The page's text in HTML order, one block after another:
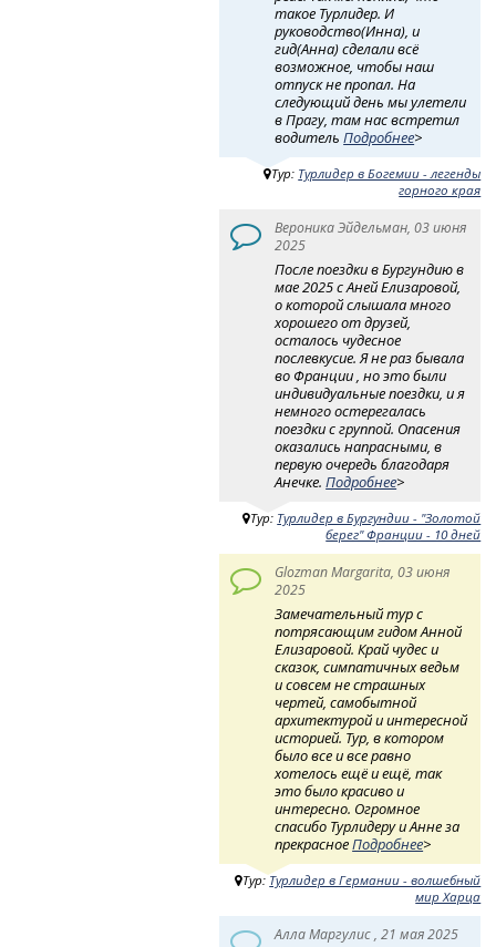
такое Турлидер. И
руководство(Инна), и
гид(Анна) сделали всё
возможное, чтобы наш
отпуск не пропал. На
следующий день мы улетели
в Прагу, там нас встретил
водительПодробнее>
Тур: Турлидер в Богемии - легенды
горного края
Вероника Эйдельман, 03 июня
2025
После поездки в Бургундию в
мае 2025 с Аней Елизаровой,
о которой слышала много
хорошего от друзей,
осталось чудесное
послевкусие. Я не раз бывала
во Франции , но это были
индивидуальные поездки, и я
немного остерегалась
поездки с группой. Опасения
оказались напрасными, в
первую очередь благодаря
Анечке.Подробнее>
Тур: Турлидер в Бургундии - "Золотой
берег" Франции - 10 дней
Glozman Margarita, 03 июня
2025
Замечательный тур с
потрясающим гидом Анной
Елизаровой. Край чудес и
сказок, симпатичных ведьм
и совсем не страшных
чертей, самобытной
архитектурой и интересной
историей. Тур, в котором
было все и все равно
хотелось ещё и ещё, так
это было красиво и
интересно. Огромное
спасибо Турлидеру и Анне за
прекрасноеПодробнее>
Тур:Турлидер в Германии - волшебный
мир Харца
Алла Маргулис , 21 мая 2025